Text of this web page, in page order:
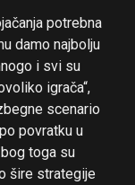
potrebna
damo najbolju
i svi su
igrača“,
scenario
povratku u
toga su
šire strategije